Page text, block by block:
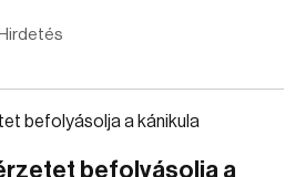
Hirdetés
befolyásolja a